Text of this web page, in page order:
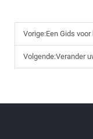
Vorige:Een Gids
Volgende:Verander uw